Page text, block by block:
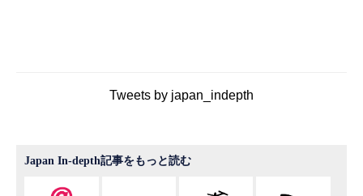
Tweets by japan_indepth
Japan In-depth記事をもっと読む